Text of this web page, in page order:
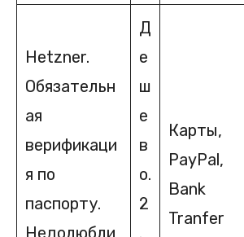
Hetzner.
Обязательн
ая
верификаци
я по
паспорту.
Д
е
ш
е
в
о.
2
Карты,
PayPal,
Bank
Tranfer